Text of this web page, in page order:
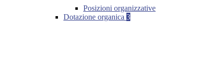
Posizioni organizzative
Dotazione organica 3